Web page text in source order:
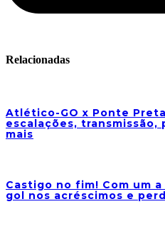
Relacionadas
Atlético-GO x Ponte
escalações,
mais
Castigo no fim! Com um
gol nos acréscimos e